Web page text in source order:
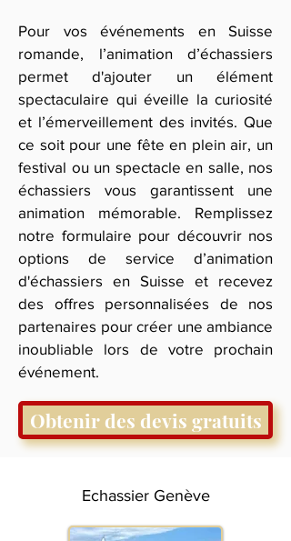
Pour vos événements en Suisse
romande, l’animation d’échassiers
permet d'ajouter un élément
spectaculaire qui éveille la curiosité
et l’émerveillement des invités. Que
ce soit pour une fête en plein air, un
festival ou un spectacle en salle, nos
échassiers vous garantissent une
animation mémorable. Remplissez
notre formulaire pour découvrir nos
options de service d’animation
d'échassiers en Suisse et recevez
des offres personnalisées de nos
partenaires pour créer une ambiance
inoubliable lors de votre prochain
événement.
Obtenir des devis gratuits
Echassier Genève